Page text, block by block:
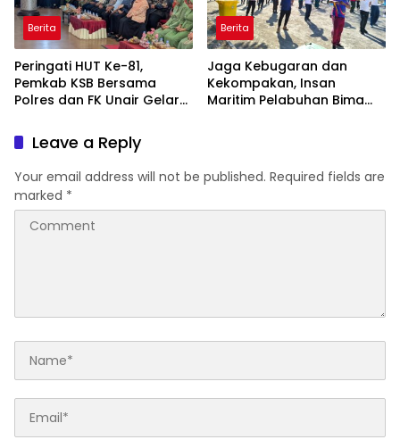
Berita
Peringati HUT Ke-81,
Pemkab KSB Bersama
Polres dan FK Unair Gelar
Hari Pertama Kehidupan”
Berita
Jaga Kebugaran dan
Kekompakan, Insan
Maritim Pelabuhan Bima
Leave a Reply
Your email address will not be published. Required fields are
marked *